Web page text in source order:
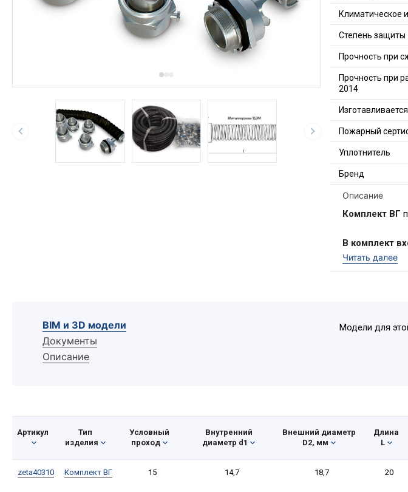
Климатическое
Степень защиты
Прочность при
Прочность при
2014
Пожарный
Уплотнитель
Бренд
Описание
Комплект ВГ
В комплект
муфта
Читать далее
BIM и 3D модели
Документы
Описание
Модели для
Артикул
Тип
изделия
Условный
проход
Внутренний
диаметр d1
Внешний диаметр
D2, мм
Длина
L
zeta40310 Комплект ВГ 15 14,7 18,7 20